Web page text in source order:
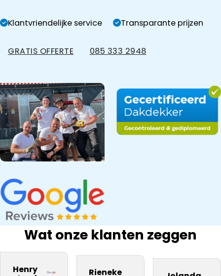
Klantvriendelijke service Transparante prijzen
GRATIS OFFERTE 085 333 2948
Wat onze klanten zeggen
Henry
Snel gewerkt.
Rieneke
materiaal.
inspectie,